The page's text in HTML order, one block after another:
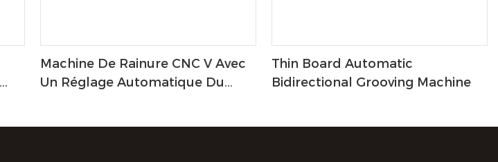
Machine De Rainure CNC V Avec
Un Réglage Automatique Du
Thin Board Automatic
Bidirectional Grooving Machine